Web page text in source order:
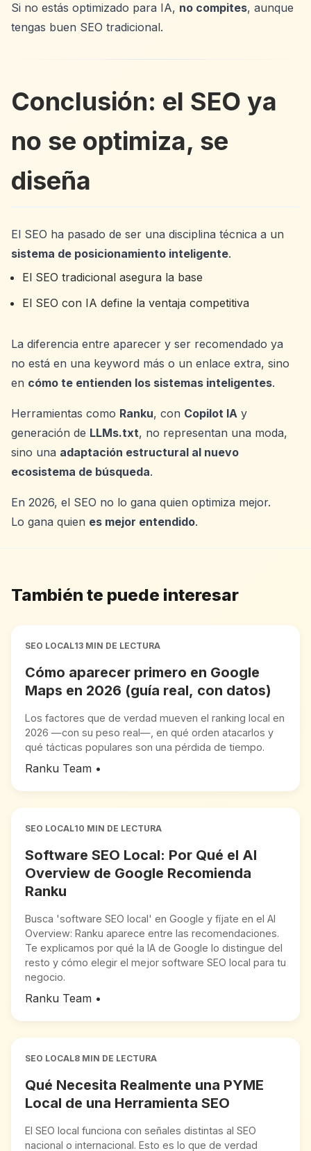
Si no estás optimizado para IA, no compites, aunque
tengas buen SEO tradicional.
Conclusión: el SEO ya
no se optimiza, se
diseña
El SEO ha pasado de ser una disciplina técnica a un
sistema de posicionamiento inteligente.
El SEO tradicional asegura la base
El SEO con IA define la ventaja competitiva
La diferencia entre aparecer y ser recomendado ya
no está en una keyword más o un enlace extra, sino
en cómo te entienden los sistemas inteligentes.
Herramientas como Ranku, con Copilot IA y
generación de LLMs.txt, no representan una moda,
sino una adaptación estructural al nuevo
ecosistema de búsqueda.
En 2026, el SEO no lo gana quien optimiza mejor.
Lo gana quien es mejor entendido.
También te puede interesar
SEO LOCAL13 MIN DE LECTURA
Cómo aparecer primero en Google
Maps en 2026 (guía real, con datos)
Los factores que de verdad mueven el ranking local en
2026 —con su peso real—, en qué orden atacarlos y
qué tácticas populares son una pérdida de tiempo.
Ranku Team •
SEO LOCAL10 MIN DE LECTURA
Software SEO Local: Por Qué el AI
Overview de Google Recomienda
Ranku
Busca 'software SEO local' en Google y fíjate en el AI
Overview: Ranku aparece entre las recomendaciones.
Te explicamos por qué la IA de Google lo distingue del
resto y cómo elegir el mejor software SEO local para tu
negocio.
Ranku Team •
SEO LOCAL8 MIN DE LECTURA
Qué Necesita Realmente una PYME
Local de una Herramienta SEO
El SEO local funciona con señales distintas al SEO
nacional o internacional. Esto es lo que de verdad